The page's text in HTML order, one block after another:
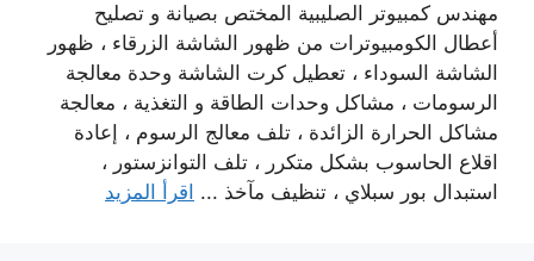
مهندس كمبيوتر الصليبية المختص بصيانة و تصليح
أعطال الكومبيوترات من ظهور الشاشة الزرقاء ، ظهور
الشاشة السوداء ، تعطيل كرت الشاشة وحدة معالجة
الرسومات ، مشاكل وحدات الطاقة و التغذية ، معالجة
مشاكل الحرارة الزائدة ، تلف معالج الرسوم ، إعادة
اقلاع الحاسوب بشكل متكرر ، تلف التوانزستور ،
استبدال بور سبلاي ، تنظيف مآخذ ... اقرأ المزيد